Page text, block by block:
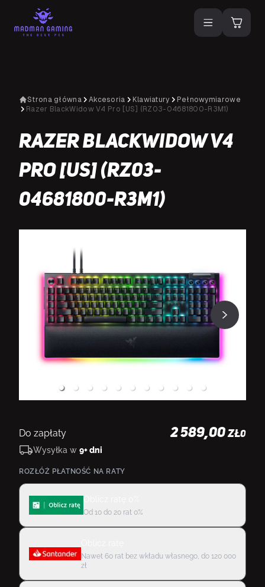
Strona główna Akcesoria Klawiatury
Pełnowymiarowe
Razer BlackWidow V4 Pro [US] (RZ03-04681800-R3M1)
Razer BlackWidow V4
Pro [US] (RZ03-
04681800-R3M1)
Do zapłaty 2 589,00 ZŁ0
Wysyłka w 9+ dni
ROZŁÓŻ PŁATNOŚĆ NA RATY
Od 10 do 20 rat 0%
Nawet 60 rat bez wkładu własnego, do 120 000
zł